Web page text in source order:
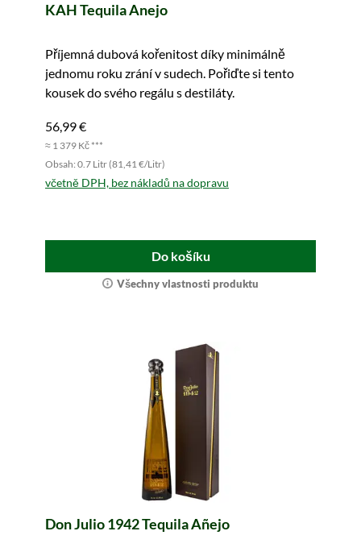
KAH Tequila Anejo
Příjemná dubová kořenitost díky minimálně
jednomu roku zrání v sudech. Pořiďte si tento
kousek do svého regálu s destiláty.
56,99 €
≈ 1 379 Kč ***
Obsah: 0.7 Litr (81,41 €/Litr)
včetně DPH, bez nákladů na dopravu
Do košíku
Všechny vlastnosti produktu
Don Julio 1942 Tequila Añejo